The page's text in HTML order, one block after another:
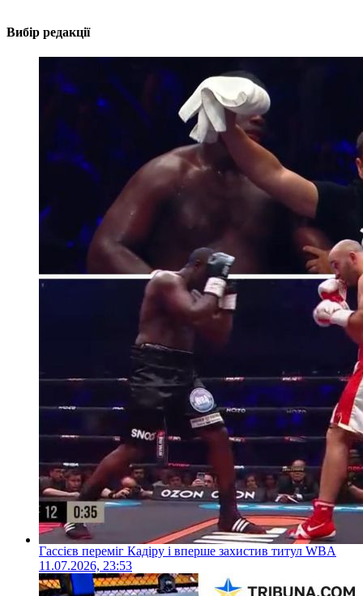
Вибір редакції
Гассієв переміг Кадіру і вперше захистив титул WBA
11.07.2026, 23:53